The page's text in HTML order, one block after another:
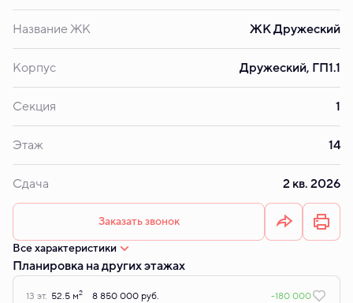
Название ЖК ЖК Дружеский
Корпус Дружеский, ГП1.1
Секция 1
Этаж 14
Сдача 2 кв. 2026
Заказать звонок
Все характеристики
Планировка на других этажах
13 эт. 52.5 м2 8 850 000 руб. -180 000